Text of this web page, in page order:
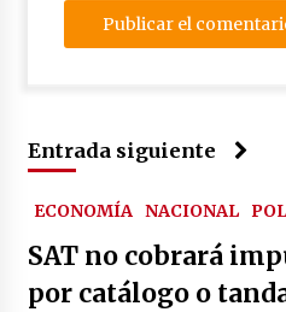
Entrada siguiente
ECONOMÍA NACIONAL
SAT no cobrará
por catálogo o